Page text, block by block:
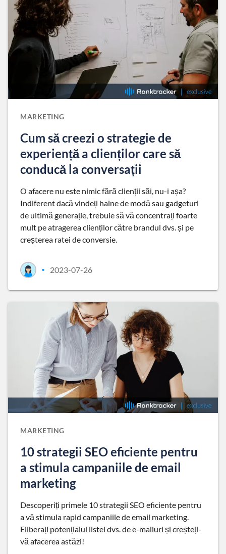
MARKETING
Cum să creezi o strategie de
experiență a clienților care să
conducă la conversații
O afacere nu este nimic fără clienții săi, nu-i așa?
Indiferent dacă vindeți haine de modă sau gadgeturi
de ultimă generație, trebuie să vă concentrați foarte
mult pe atragerea clienților către brandul dvs. și pe
creșterea ratei de conversie.
• 2023-07-26
MARKETING
10 strategii SEO eficiente pentru
a stimula campaniile de email
marketing
Descoperiți primele 10 strategii SEO eficiente pentru
a vă stimula rapid campaniile de email marketing.
Eliberați potențialul listei dvs. de e-mailuri și creșteți-
vă afacerea astăzi!